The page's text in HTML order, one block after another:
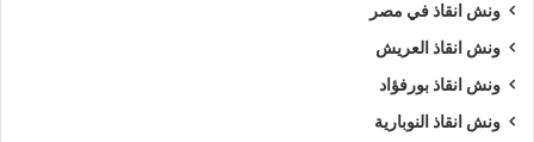
ونش انقاذ في مصر
ونش انقاذ العريش
ونش انقاذ بورفؤاد
ونش انقاذ النوبارية